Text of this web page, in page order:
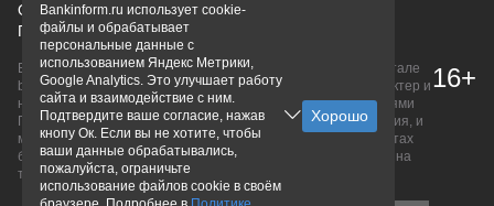
О проектеПолитика конфиденциальности
Правовая информацияДля рекламодателей
Вся информация о продуктах банков, размещенная на портале
bankinform.ru, носит исключительно ознакомительный характер и
не является публичной офертой, определяемой положениями
ГК РФ. Информация не содержит точного и полного описания, и
может быть изменена. Конечные условия уточняйте на сайтах
банков или при личном обращении. Исключительное право на
товарные знаки принадлежит их правообладателям.
16+
Bankinform.ru использует cookie-
файлы и обрабатывает
персональные данные с
использованием Яндекс Метрики,
Google Analytics. Это улучшает работу
сайта и взаимодействие с ним.
Подтвердите ваше согласие, нажав
кнопу Ок. Если вы не хотите, чтобы
ваши данные обрабатывались,
пожалуйста, ограничьте
использование файлов cookie в своём